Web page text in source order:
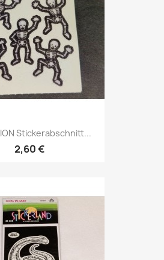
Stickerabschnitt...
2,60 €